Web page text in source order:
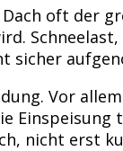
oft der
sicher
Vor
nicht erst